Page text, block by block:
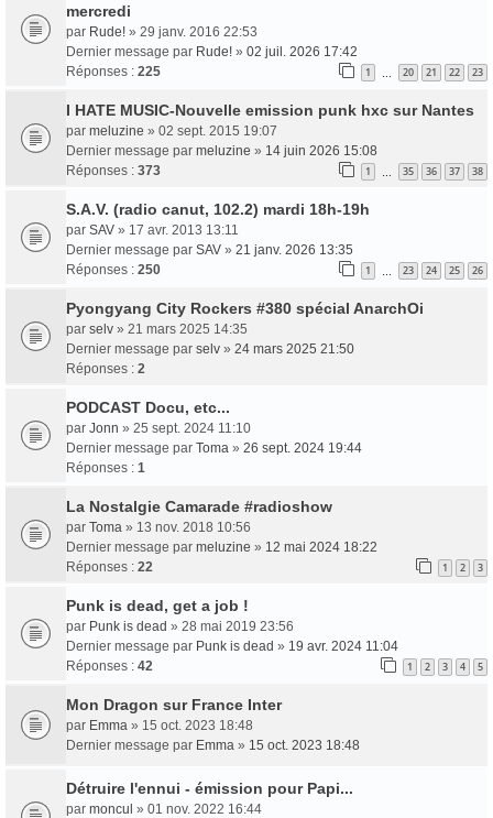
mercredi
par Rude! » 29 janv. 2016 22:53
Dernier message par Rude! » 02 juil. 2026 17:42
Réponses : 225 1 20 21 22 23
I HATE MUSIC-Nouvelle emission punk hxc sur Nantes
par meluzine » 02 sept. 2015 19:07
Dernier message par meluzine » 14 juin 2026 15:08
Réponses : 373 1 35 36 37 38
S.A.V. (radio canut, 102.2) mardi 18h-19h
par SAV » 17 avr. 2013 13:11
Dernier message par SAV » 21 janv. 2026 13:35
Réponses : 250 1 23 24 25 26
Pyongyang City Rockers #380 spécial AnarchOi
par selv » 21 mars 2025 14:35
Dernier message par selv » 24 mars 2025 21:50
Réponses : 2
PODCAST Docu, etc...
par Jonn » 25 sept. 2024 11:10
Dernier message par Toma » 26 sept. 2024 19:44
Réponses : 1
La Nostalgie Camarade #radioshow
par Toma » 13 nov. 2018 10:56
Dernier message par meluzine » 12 mai 2024 18:22
Réponses : 22 1 2 3
Punk is dead, get a job !
par Punk is dead » 28 mai 2019 23:56
Dernier message par Punk is dead » 19 avr. 2024 11:04
Réponses : 42 1 2 3 4 5
Mon Dragon sur France Inter
par Emma » 15 oct. 2023 18:48
Dernier message par Emma » 15 oct. 2023 18:48
Détruire l'ennui - émission pour Papi...
par moncul » 01 nov. 2022 16:44